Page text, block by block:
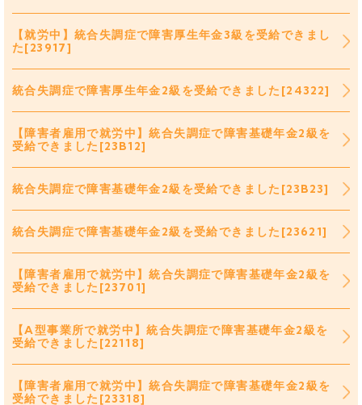
【就労中】統合失調症で障害厚生年金3級を受給できまし
た[23917]
統合失調症で障害厚生年金2級を受給できました[24322]
【障害者雇用で就労中】統合失調症で障害基礎年金2級を
受給できました[23B12]
統合失調症で障害基礎年金2級を受給できました[23B23]
統合失調症で障害基礎年金2級を受給できました[23621]
【障害者雇用で就労中】統合失調症で障害基礎年金2級を
受給できました[23701]
【A型事業所で就労中】統合失調症で障害基礎年金2級を
受給できました[22118]
【障害者雇用で就労中】統合失調症で障害基礎年金2級を
受給できました[23318]